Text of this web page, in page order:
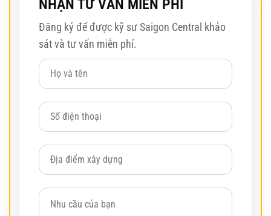
NHẬN TƯ VẤN MIỄN PHÍ
Đăng ký để được kỹ sư Saigon Central khảo
sát và tư vấn miễn phí.